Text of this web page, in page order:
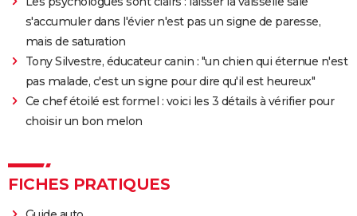
s'accumuler dans l'évier n'est pas un signe de paresse,
mais de saturation
Tony Silvestre, éducateur canin : "un chien qui éternue n'est
pas malade, c'est un signe pour dire qu'il est heureux"
Ce chef étoilé est formel : voici les 3 détails à vérifier pour
choisir un bon melon
FICHES PRATIQUES